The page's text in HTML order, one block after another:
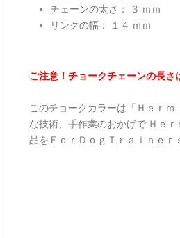
チェーンの太さ： ３ ｍｍ
リンクの幅： １４ ｍｍ
ご注意！チョークチェーンの長さ
このチョークカラーは「Ｈｅｒ
な技術、手作業のおかげで Ｈｅ
品をＦｏｒＤｏｇＴｒａｉｎｅｒ